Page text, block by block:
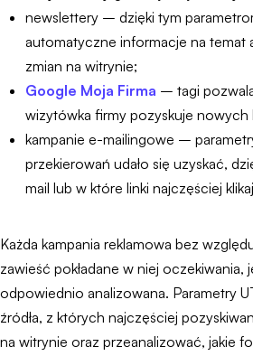
newslettery – dzięki tym
automatyczne informacje na temat
zmian na witrynie;
Google Moja Firma – tagi
wizytówka firmy pozyskuje nowych
kampanie e-mailingowe –
przekierowań udało się uzyskać,
mail lub w które linki najczęściej
Każda kampania reklamowa bez
zawieść pokładane w niej oczekiwania,
odpowiednio analizowana. Parametry
źródła, z których najczęściej
na witrynie oraz przeanalizować, jakie